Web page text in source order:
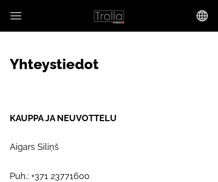
Yhteystiedot
KAUPPA JA NEUVOTTELU
Aigars Siliņš
Puh.: +371 23771600